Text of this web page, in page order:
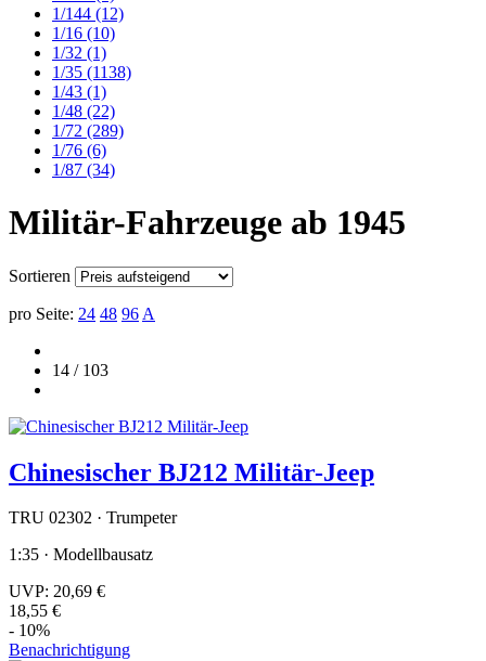
1/144 (12)
1/16 (10)
1/32 (1)
1/35 (1138)
1/43 (1)
1/48 (22)
1/72 (289)
1/76 (6)
1/87 (34)
Militär-Fahrzeuge ab 1945
Sortieren
pro Seite: 24 48 96 A
14 / 103
Chinesischer BJ212 Militär-Jeep
TRU 02302 · Trumpeter
1:35 · Modellbausatz
UVP: 20,69 €
18,55 €
- 10%
Benachrichtigung